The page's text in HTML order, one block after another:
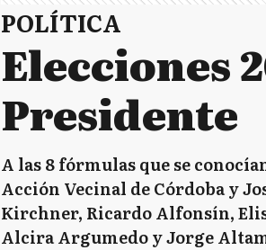
POLÍTICA
Elecciones
Presidente
A las 8 fórmulas que se
Acción Vecinal de Córdoba y
Kirchner, Ricardo Alfonsín,
Alcira Argumedo y Jorge